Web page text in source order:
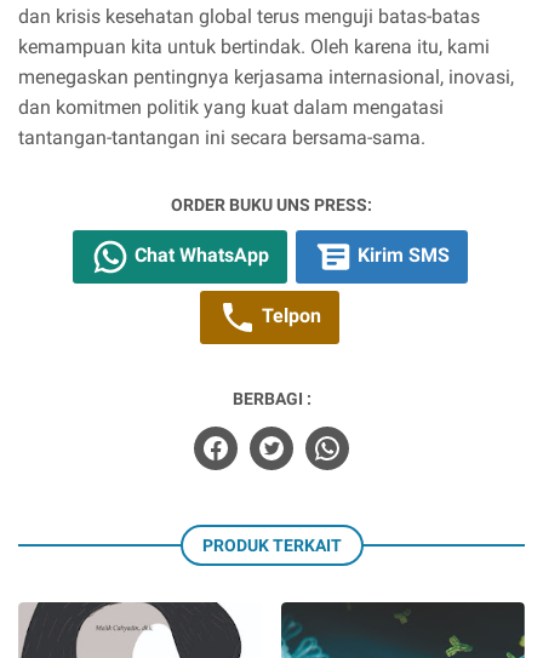
dan krisis kesehatan global terus menguji batas-batas
kemampuan kita untuk bertindak. Oleh karena itu, kami
menegaskan pentingnya kerjasama internasional, inovasi,
dan komitmen politik yang kuat dalam mengatasi
tantangan-tantangan ini secara bersama-sama.
ORDER BUKU UNS PRESS:
Chat WhatsApp Kirim SMS
Telpon
BERBAGI :
PRODUK TERKAIT